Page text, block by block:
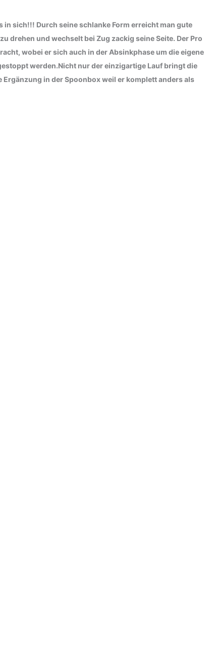
in sich!!! Durch seine schlanke Form erreicht man gute
drehen und wechselt bei Zug zackig seine Seite. Der Pro
wobei er sich auch in der Absinkphase um die eigene
werden.Nicht nur der einzigartige Lauf bringt die
in der Spoonbox weil er komplett anders als